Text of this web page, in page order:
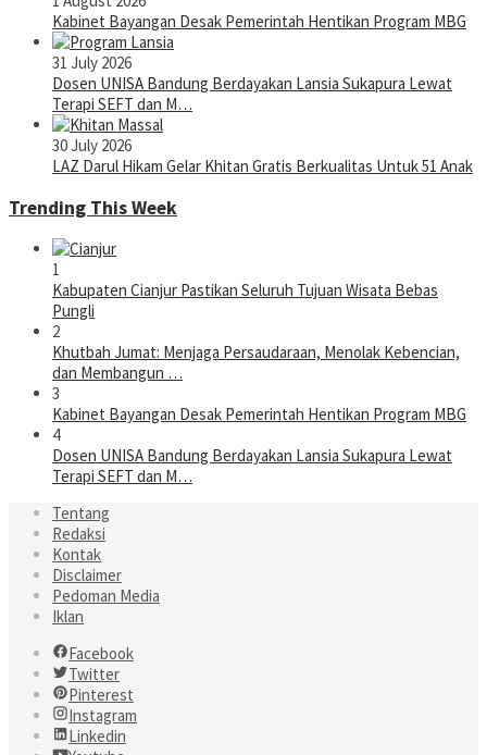
Kabinet Bayangan Desak Pemerintah Hentikan Program MBG
31 July 2026
Dosen UNISA Bandung Berdayakan Lansia Sukapura Lewat
Terapi SEFT dan M…
30 July 2026
LAZ Darul Hikam Gelar Khitan Gratis Berkualitas Untuk 51 Anak
Trending This Week
1
Kabupaten Cianjur Pastikan Seluruh Tujuan Wisata Bebas
Pungli
2
Khutbah Jumat: Menjaga Persaudaraan, Menolak Kebencian,
dan Membangun …
3
Kabinet Bayangan Desak Pemerintah Hentikan Program MBG
4
Dosen UNISA Bandung Berdayakan Lansia Sukapura Lewat
Terapi SEFT dan M…
Tentang
Redaksi
Kontak
Disclaimer
Pedoman Media
Iklan
Facebook
Twitter
Pinterest
Instagram
Linkedin